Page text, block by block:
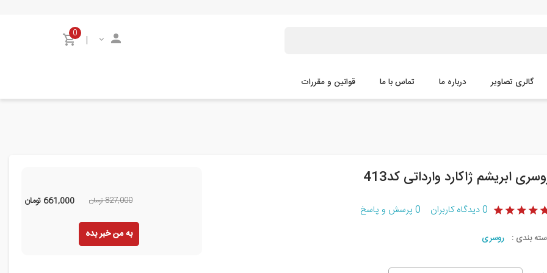
|
0
گالری تصاویر درباره ما تماس با ما قوانین و مقررات
ابریشم ژاکارد وارداتی کد413
0دیدگاه کاربران 0 پرسش و پاسخ
بندی : روسری
827,000 تومان 661,000 تومان
به من خبر بده